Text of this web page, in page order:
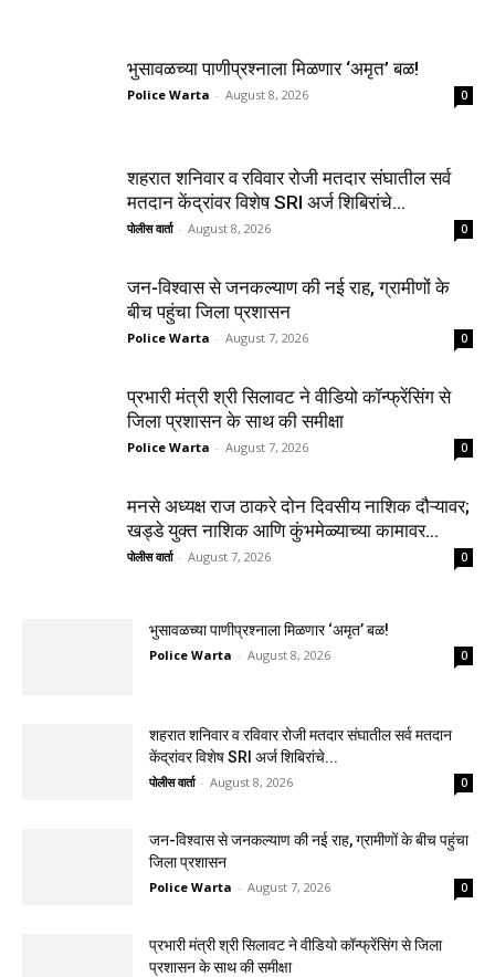
भुसावळच्या पाणीप्रश्नाला मिळणार ‘अमृत’ बळ!
Police Warta - August 8, 2026 0
शहरात शनिवार व रविवार रोजी मतदार संघातील सर्व
मतदान केंद्रांवर विशेष SRI अर्ज शिबिरांचे...
पोलीस वार्ता - August 8, 2026 0
जन-विश्वास से जनकल्याण की नई राह, ग्रामीणों के
बीच पहुंचा जिला प्रशासन
Police Warta - August 7, 2026 0
प्रभारी मंत्री श्री सिलावट ने वीडियो कॉन्फ्रेंसिंग से
जिला प्रशासन के साथ की समीक्षा
Police Warta - August 7, 2026 0
मनसे अध्यक्ष राज ठाकरे दोन दिवसीय नाशिक दौऱ्यावर;
खड्डे युक्त नाशिक आणि कुंभमेळ्याच्या कामावर...
पोलीस वार्ता - August 7, 2026 0
भुसावळच्या पाणीप्रश्नाला मिळणार ‘अमृत’ बळ!
Police Warta - August 8, 2026 0
शहरात शनिवार व रविवार रोजी मतदार संघातील सर्व मतदान
केंद्रांवर विशेष SRI अर्ज शिबिरांचे...
पोलीस वार्ता - August 8, 2026 0
जन-विश्वास से जनकल्याण की नई राह, ग्रामीणों के बीच पहुंचा
जिला प्रशासन
Police Warta - August 7, 2026 0
प्रभारी मंत्री श्री सिलावट ने वीडियो कॉन्फ्रेंसिंग से जिला
प्रशासन के साथ की समीक्षा